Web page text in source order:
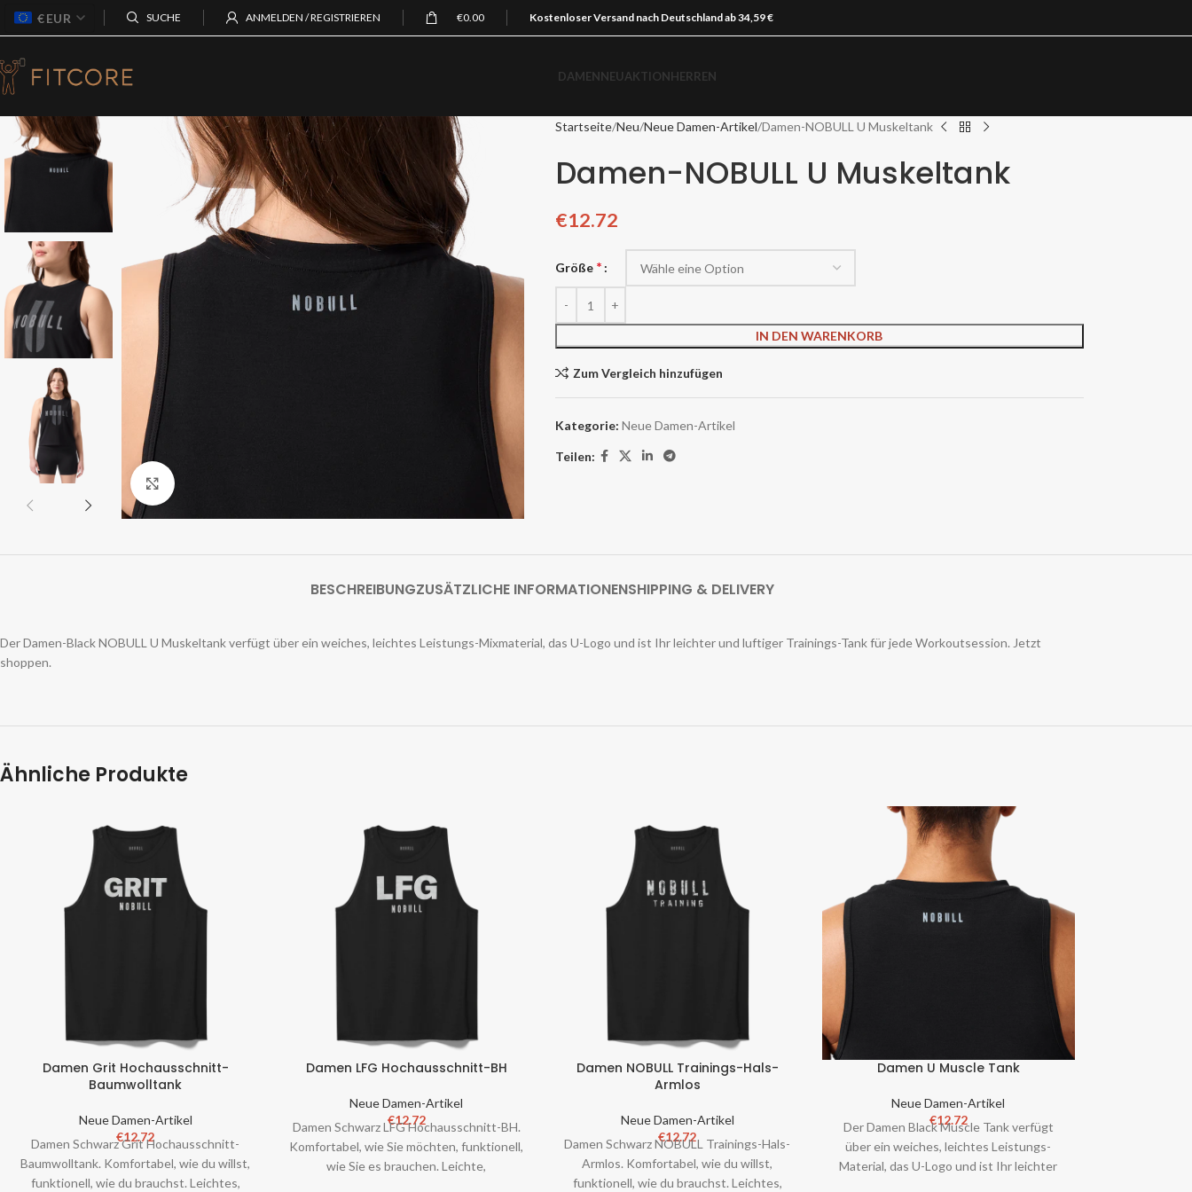
€EUR SUCHE ANMELDEN / REGISTRIEREN €0.00 Kostenloser Versand nach Deutschland ab 34,59 €
DAMENNEUAKTIONHERREN
Startseite Neu Neue Damen-Artikel Damen-NOBULL U Muskeltank
Damen-NOBULL U Muskeltank
€12.72
Größe *
IN DEN WARENKORB
Zum Vergleich hinzufügen
Kategorie: Neue Damen-Artikel
Teilen:
BESCHREIBUNGZUSÄTZLICHE INFORMATIONENSHIPPING & DELIVERY
Der Damen-Black NOBULL U Muskeltank verfügt über ein weiches, leichtes Leistungs-Mixmaterial, das U-Logo und ist Ihr leichter und luftiger Trainings-Tank für jede Workoutsession. Jetzt
shoppen.
Ähnliche Produkte
Damen Grit Hochausschnitt-
Baumwolltank
Neue Damen-Artikel
€12.72
Damen Schwarz Grit Hochausschnitt-
Baumwolltank. Komfortabel, wie du willst,
funktionell, wie du brauchst. Leichtes,
Damen LFG Hochausschnitt-BH
Neue Damen-Artikel
€12.72
Damen Schwarz LFG Hochausschnitt-BH.
Komfortabel, wie Sie möchten, funktionell,
wie Sie es brauchen. Leichte,
Damen NOBULL Trainings-Hals-
Armlos
Neue Damen-Artikel
€12.72
Damen Schwarz NOBULL Trainings-Hals-
Armlos. Komfortabel, wie du willst,
funktionell, wie du brauchst. Leichtes,
Damen U Muscle Tank
Neue Damen-Artikel
€12.72
Der Damen Black Muscle Tank verfügt
über ein weiches, leichtes Leistungs-
Material, das U-Logo und ist Ihr leichter